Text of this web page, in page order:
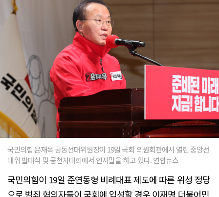
국민의힘 윤재옥 공동선대위원장이 19일 국회 의원회관에서 열린 중앙선
대위 발대식 및 공천자대회에서 인사말을 하고 있다. 연합뉴스
국민의힘이 19일 준연동형 비례대표 제도에 따른 위성 정당
으로 범죄 혐의자들이 국회에 입성할 경우 이재명 더불어민